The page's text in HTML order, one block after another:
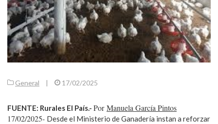
General | 17/02/2025
FUENTE: Rurales El País.- PorManuela García Pintos
17/02/2025- Desde el Ministerio de Ganadería instan a reforzar